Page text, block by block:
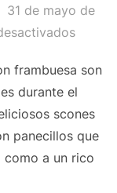
Publicado
el
31 de mayo de
frambuesa son
durante el
scones
panecillos que
como a un rico